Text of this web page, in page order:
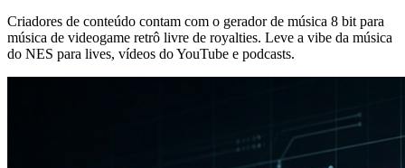
Criadores de conteúdo contam com o gerador de música 8 bit para
música de videogame retrô livre de royalties. Leve a vibe da música
do NES para lives, vídeos do YouTube e podcasts.